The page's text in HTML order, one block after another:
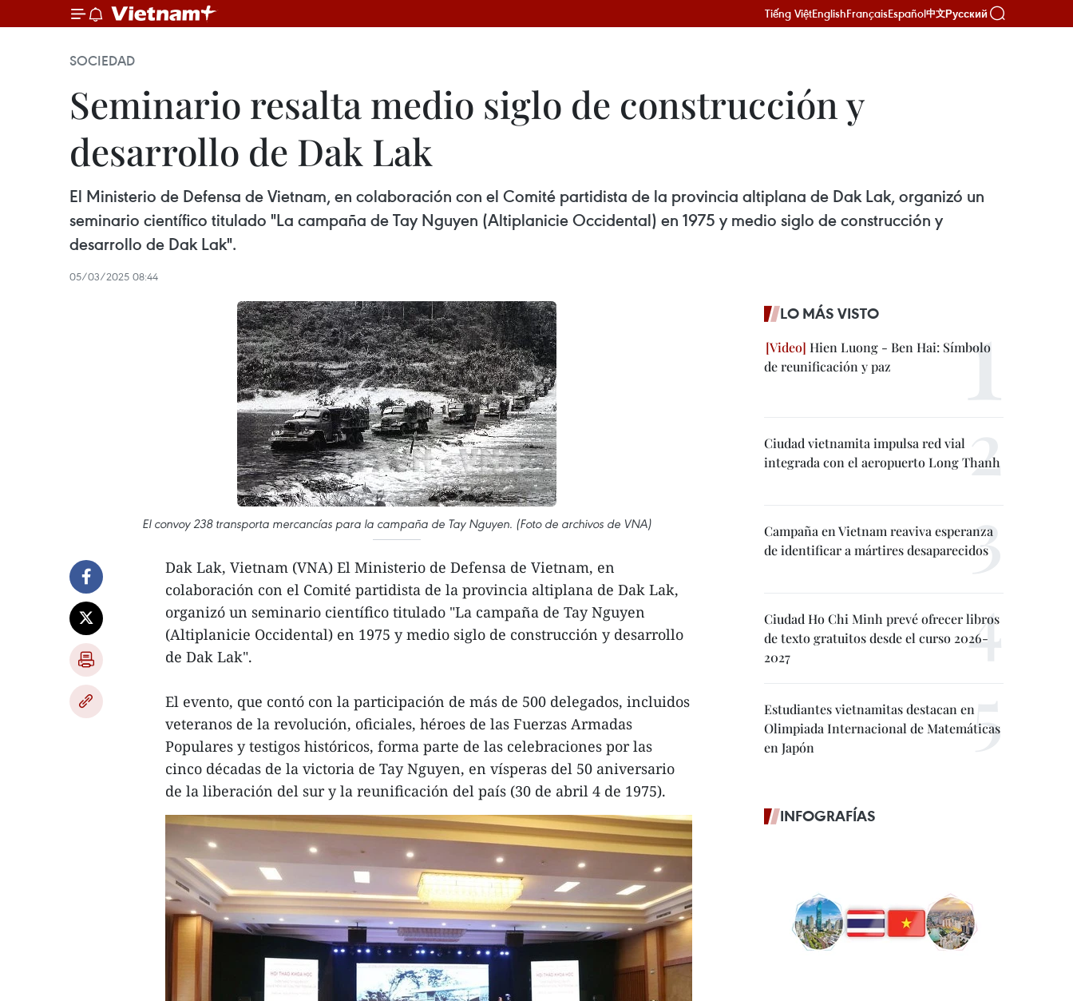
Tiếng ViệtEnglishFrançaisEspañol中文Русский
SOCIEDAD
Seminario resalta medio siglo de construcción y
desarrollo de Dak Lak
El Ministerio de Defensa de Vietnam, en colaboración con el Comité partidista de la provincia altiplana de Dak Lak, organizó un
seminario científico titulado "La campaña de Tay Nguyen (Altiplanicie Occidental) en 1975 y medio siglo de construcción y
desarrollo de Dak Lak".
05/03/2025 08:44
El convoy 238 transporta mercancías para la campaña de Tay Nguyen. (Foto de archivos de VNA)
Dak Lak, Vietnam (VNA) El Ministerio de Defensa de Vietnam, en
colaboración con el Comité partidista de la provincia altiplana de Dak Lak,
organizó un seminario científico titulado "La campaña de Tay Nguyen
(Altiplanicie Occidental) en 1975 y medio siglo de construcción y desarrollo
de Dak Lak".
El evento, que contó con la participación de más de 500 delegados, incluidos
veteranos de la revolución, oficiales, héroes de las Fuerzas Armadas
Populares y testigos históricos, forma parte de las celebraciones por las
cinco décadas de la victoria de Tay Nguyen, en vísperas del 50 aniversario
de la liberación del sur y la reunificación del país (30 de abril 4 de 1975).
LO MÁS VISTO
Hien Luong - Ben Hai: Símbolo
de reunificación y paz
Ciudad vietnamita impulsa red vial
integrada con el aeropuerto Long Thanh
Campaña en Vietnam reaviva esperanza
de identificar a mártires desaparecidos
Ciudad Ho Chi Minh prevé ofrecer libros
de texto gratuitos desde el curso 2026-
2027
Estudiantes vietnamitas destacan en
Olimpiada Internacional de Matemáticas
en Japón
INFOGRAFÍAS